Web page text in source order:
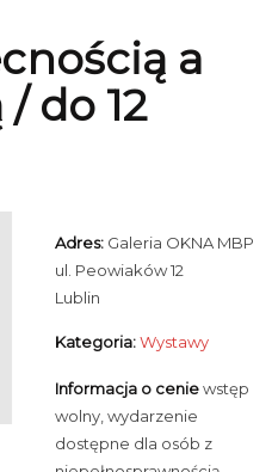
a
do 12
Adres: Galeria OKNA MBP
ul. Peowiaków 12
Lublin
Kategoria:Wystawy
Informacja o ceniewstęp
wolny, wydarzenie
dostępne dla osób z